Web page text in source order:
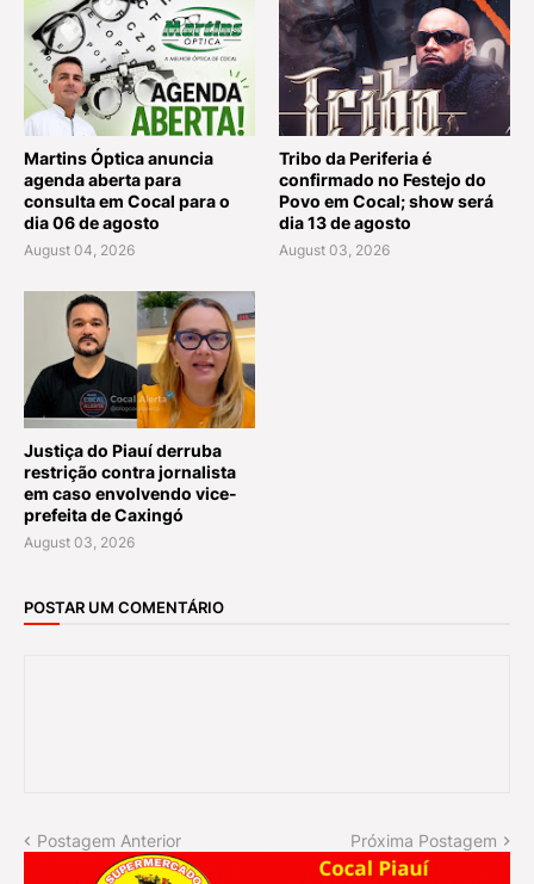
Martins Óptica anuncia
agenda aberta para
consulta em Cocal para o
dia 06 de agosto
August 04, 2026
Tribo da Periferia é
confirmado no Festejo do
Povo em Cocal; show será
dia 13 de agosto
August 03, 2026
Justiça do Piauí derruba
restrição contra jornalista
em caso envolvendo vice-
prefeita de Caxingó
August 03, 2026
POSTAR UM COMENTÁRIO
Postagem Anterior Próxima Postagem